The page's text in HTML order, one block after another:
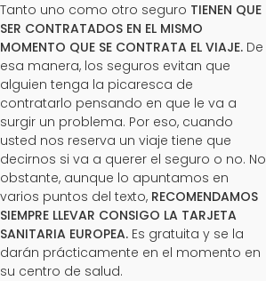
Tanto uno como otro seguro TIENEN QUE
SER CONTRATADOS EN EL MISMO
MOMENTO QUE SE CONTRATA EL VIAJE. De
esa manera, los seguros evitan que
alguien tenga la picaresca de
contratarlo pensando en que le va a
surgir un problema. Por eso, cuando
usted nos reserva un viaje tiene que
decirnos si va a querer el seguro o no. No
obstante, aunque lo apuntamos en
varios puntos del texto, RECOMENDAMOS
SIEMPRE LLEVAR CONSIGO LA TARJETA
SANITARIA EUROPEA. Es gratuita y se la
darán prácticamente en el momento en
su centro de salud.